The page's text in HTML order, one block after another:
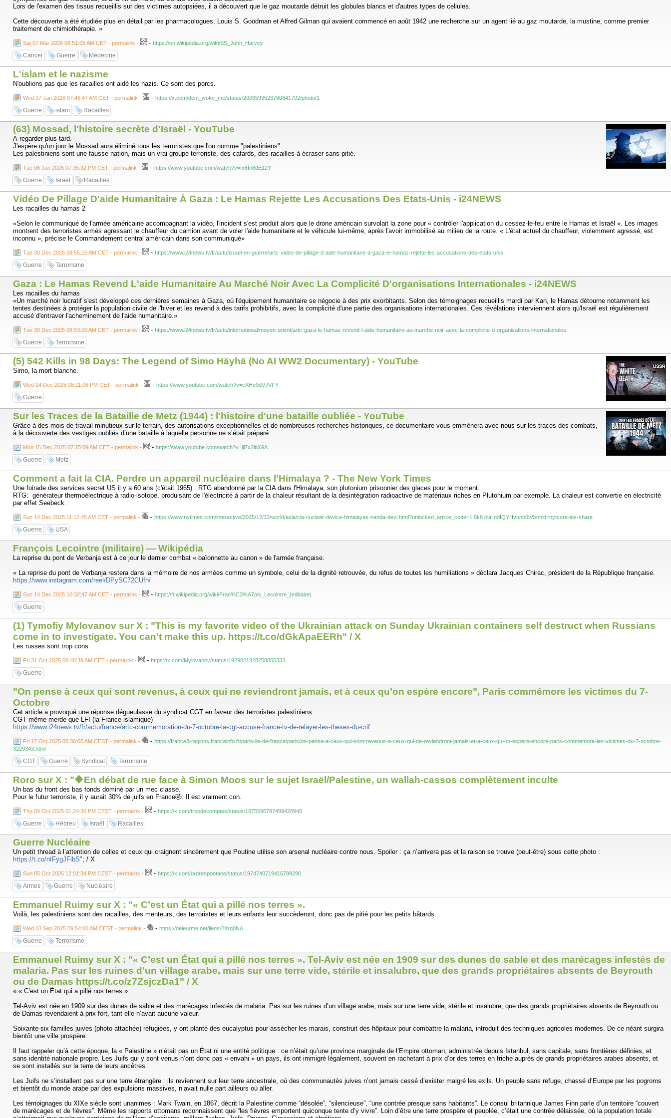
Lors de l'examen des tissus recueillis sur des victimes autopsiées, il a découvert que le gaz moutarde détruit les globules blancs et d'autres types de cellules.
Cette découverte a été étudiée plus en détail par les pharmacologues, Louis S. Goodman et Alfred Gilman qui avaient commencé en août 1942 une recherche sur un agent lié au gaz moutarde, la mustine, comme premier
traitement de chimiothérapie. »
Sat 07 Mar 2026 06:51:05 AM CET - permalink - - https://en.wikipedia.org/wiki/SS_John_Harvey
Cancer Guerre Médecine
L'islam et le nazisme
N'oublions pas que les racailles ont aidé les nazis. Ce sont des porcs.
Wed 07 Jan 2026 07:46:47 AM CET - permalink - - https://x.com/dont_woke_me/status/2008593523780841702/photo/1
Guerre islam Racailles
(63) Mossad, l'histoire secrète d'Israël - YouTube
À regarder plus tard.
J'espère qu'un jour le Mossad aura éliminé tous les terroristes que l'on nomme "palestiniens".
Les palestiniens sont une fausse nation, mais un vrai groupe terroriste, des cafards, des racailles à écraser sans pitié.
Tue 06 Jan 2026 07:35:32 PM CET - permalink - - https://www.youtube.com/watch?v=Ix6In8dE12Y
Guerre Israël Racailles
Vidéo De Pillage D'aide Humanitaire À Gaza : Le Hamas Rejette Les Accusations Des Etats-Unis - i24NEWS
Les racailles du hamas 2
«Selon le communiqué de l'armée américaine accompagnant la vidéo, l'incident s'est produit alors que le drone américain survolait la zone pour « contrôler l'application du cessez-le-feu entre le Hamas et Israël ». Les images
montrent des terroristes armés agressant le chauffeur du camion avant de voler l'aide humanitaire et le véhicule lui-même, après l'avoir immobilisé au milieu de la route. « L'état actuel du chauffeur, violemment agressé, est
inconnu », précise le Commandement central américain dans son communiqué»
Tue 30 Dec 2025 08:55:15 AM CET - permalink - - https://www.i24news.tv/fr/actu/israel-en-guerre/artc-video-de-pillage-d-aide-humanitaire-a-gaza-le-hamas-rejette-les-accusations-des-etats-unis
Guerre Terrorisme
Gaza : Le Hamas Revend L'aide Humanitaire Au Marché Noir Avec La Complicité D'organisations Internationales - i24NEWS
Les racailles du hamas
«Un marché noir lucratif s'est développé ces dernières semaines à Gaza, où l'équipement humanitaire se négocie à des prix exorbitants. Selon des témoignages recueillis mardi par Kan, le Hamas détourne notamment les
tentes destinées à protéger la population civile de l'hiver et les revend à des tarifs prohibitifs, avec la complicité d'une partie des organisations internationales. Ces révélations interviennent alors qu'Israël est régulièrement
accusé d'entraver l'acheminement de l'aide humanitaire.»
Tue 30 Dec 2025 08:53:00 AM CET - permalink - - https://www.i24news.tv/fr/actu/international/moyen-orient/artc-gaza-le-hamas-revend-l-aide-humanitaire-au-marche-noir-avec-la-complicite-d-organisations-internationales
Guerre Terrorisme
(5) 542 Kills in 98 Days: The Legend of Simo Häyhä (No AI WW2 Documentary) - YouTube
Simo, la mort blanche.
Wed 24 Dec 2025 08:11:06 PM CET - permalink - - https://www.youtube.com/watch?v=cXHo9dVJVFY
Guerre
Sur les Traces de la Bataille de Metz (1944) : l'histoire d'une bataille oubliée - YouTube
Grâce à des mois de travail minutieux sur le terrain, des autorisations exceptionnelles et de nombreuses recherches historiques, ce documentaire vous emmènera avec nous sur les traces des combats,
à la découverte des vestiges oubliés d’une bataille à laquelle personne ne s’était préparé.
Mon 15 Dec 2025 07:25:09 AM CET - permalink - - https://www.youtube.com/watch?v=ijl7x2ibX9A
Guerre Metz
Comment a fait la CIA. Perdre un appareil nucléaire dans l'Himalaya ? - The New York Times
Une foirade des services secret US il y a 60 ans (c'était 1965) : RTG abandonné par la CIA dans l'Himalaya, son plutonium prisonnier des glaces pour le moment.
RTG: générateur thermoélectrique à radio-isotope, produisant de l'électricité à partir de la chaleur résultant de la désintégration radioactive de matériaux riches en Plutonium par exemple. La chaleur est convertie en électricité
par effet Seebeck.
Sun 14 Dec 2025 11:12:45 AM CET - permalink - - https://www.nytimes.com/interactive/2025/12/13/world/asia/cia-nuclear-device-himalayas-nanda-devi.html?unlocked_article_code=1.8k8.plai.ndIQYHvunb0v&smid=nytcore-ios-share
Guerre USA
François Lecointre (militaire) — Wikipédia
La reprise du pont de Verbanja est à ce jour le dernier combat « baïonnette au canon » de l'armée française.
« La reprise du pont de Verbanja restera dans la mémoire de nos armées comme un symbole, celui de la dignité retrouvée, du refus de toutes les humiliations » déclara Jacques Chirac, président de la République française.
https://www.instagram.com/reel/DPySC72CUfh/
Sun 14 Dec 2025 10:32:47 AM CET - permalink - - https://fr.wikipedia.org/wiki/Fran%C3%A7ois_Lecointre_(militaire)
Guerre
(1) Tymofiy Mylovanov sur X : "This is my favorite video of the Ukrainian attack on Sunday Ukrainian containers self destruct when Russians
come in to investigate. You can’t make this up. https://t.co/dGkApaEERh" / X
Les russes sont trop cons
Fri 31 Oct 2025 08:48:39 AM CET - permalink - - https://x.com/Mylovanov/status/1929821328258855333
Guerre
"On pense à ceux qui sont revenus, à ceux qui ne reviendront jamais, et à ceux qu’on espère encore", Paris commémore les victimes du 7-
Octobre
Cet article a provoqué une réponse dégueulasse du syndicat CGT en faveur des terroristes palestiniens.
CGT même merde que LFI (la France islamique)
https://www.i24news.tv/fr/actu/france/artc-commemoration-du-7-octobre-la-cgt-accuse-france-tv-de-relayer-les-theses-du-crif
Fri 17 Oct 2025 05:36:05 AM CEST - permalink - - https://france3-regions.franceinfo.fr/paris-ile-de-france/paris/on-pense-a-ceux-qui-sont-revenus-a-ceux-qui-ne-reviendront-jamais-et-a-ceux-qu-on-espere-encore-paris-commemore-les-victimes-du-7-octobre-
3229343.html
CGT Guerre Syndicat Terrorisme
Roro sur X : "🔶En débat de rue face à Simon Moos sur le sujet Israël/Palestine, un wallah-cassos complètement inculte
Un bas du front des bas fonds dominé par un mec classe.
Pour le futur terroriste, il y aurait 30% de juifs en France🤣: Il est vraiment con.
Thu 09 Oct 2025 01:24:30 PM CEST - permalink - - https://x.com/tropdecomptes/status/1975596797499428940
Guerre Hébreu Israël Racailles
Guerre Nucléaire
Un petit thread à l’attention de celles et ceux qui craignent sincèrement que Poutine utilise son arsenal nucléaire contre nous. Spoiler : ça n’arrivera pas et la raison se trouve (peut-être) sous cette photo :
https://t.co/nIFygJFibS"; / X
Sun 05 Oct 2025 12:01:34 PM CEST - permalink - - https://x.com/ordrespontane/status/1974740719416799290
Armes Guerre Nucléaire
Emmanuel Ruimy sur X : "« C’est un État qui a pillé nos terres ».
Voilà, les palestiniens sont des racailles, des menteurs, des terroristes et leurs enfants leur succèderont, donc pas de pitié pour les petits bâtards.
Wed 03 Sep 2025 09:54:00 AM CEST - permalink - - https://deleurme.net/liens/?Xrq0NA
Guerre Terrorisme
Emmanuel Ruimy sur X : "« C’est un État qui a pillé nos terres ». Tel-Aviv est née en 1909 sur des dunes de sable et des marécages infestés de
malaria. Pas sur les ruines d’un village arabe, mais sur une terre vide, stérile et insalubre, que des grands propriétaires absents de Beyrouth
ou de Damas https://t.co/z7ZsjczDa1" / X
« « C’est un État qui a pillé nos terres ».
Tel-Aviv est née en 1909 sur des dunes de sable et des marécages infestés de malaria. Pas sur les ruines d’un village arabe, mais sur une terre vide, stérile et insalubre, que des grands propriétaires absents de Beyrouth ou
de Damas revendaient à prix fort, tant elle n’avait aucune valeur.
Soixante-six familles juives (photo attachée) réfugiées, y ont planté des eucalyptus pour assécher les marais, construit des hôpitaux pour combattre la malaria, introduit des techniques agricoles modernes. De ce néant surgira
bientôt une ville prospère.
Il faut rappeler qu’à cette époque, la « Palestine » n’était pas un État ni une entité politique : ce n’était qu’une province marginale de l’Empire ottoman, administrée depuis Istanbul, sans capitale, sans frontières définies, et
sans identité nationale propre. Les Juifs qui y sont venus n’ont donc pas « envahi » un pays, ils ont immigré légalement, souvent en rachetant à prix d’or des terres en friche auprès de grands propriétaires arabes absents, et
se sont installés sur la terre de leurs ancêtres.
Les Juifs ne s’installent pas sur une terre étrangère : ils reviennent sur leur terre ancestrale, où des communautés juives n’ont jamais cessé d’exister malgré les exils. Un peuple sans refuge, chassé d’Europe par les pogroms
et bientôt du monde arabe par des expulsions massives, n’avait nulle part ailleurs où aller.
Les témoignages du XIXe siècle sont unanimes : Mark Twain, en 1867, décrit la Palestine comme “désolée”, “silencieuse”, “une contrée presque sans habitants”. Le consul britannique James Finn parle d’un territoire “couvert
de marécages et de fièvres”. Même les rapports ottomans reconnaissent que “les fièvres emportent quiconque tente d’y vivre”. Loin d’être une terre prospère et peuplée, c’était une contrée délaissée, où la population totale